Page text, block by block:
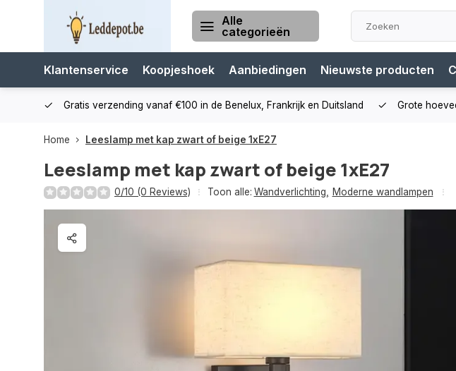
Alle
categorieën
Klantenservice Koopjeshoek Aanbiedingen Nieuwste producten
Gratis verzending vanaf €100 in de Benelux, Frankrijk en Duitsland Grote
Home Leeslamp met kap zwart of beige 1xE27
Leeslamp met kap zwart of beige 1xE27
0/10 (0 Reviews) Toon alle: Wandverlichting Moderne wandlampen